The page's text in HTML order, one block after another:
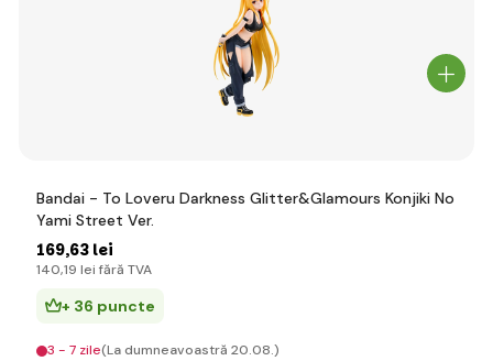
Bandai - To Loveru Darkness Glitter&Glamours Konjiki No
Yami Street Ver.
169,63 lei
140,19 lei fără TVA
+ 36 puncte
3 - 7 zile(La dumneavoastră 20.08.)